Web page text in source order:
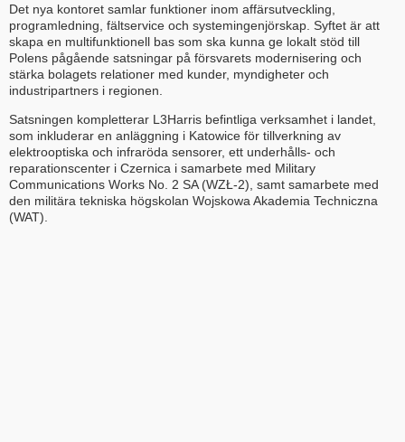
Det nya kontoret samlar funktioner inom affärsutveckling,
programledning, fältservice och systemingenjörskap. Syftet är att
skapa en multifunktionell bas som ska kunna ge lokalt stöd till
Polens pågående satsningar på försvarets modernisering och
stärka bolagets relationer med kunder, myndigheter och
industripartners i regionen.
Satsningen kompletterar L3Harris befintliga verksamhet i landet,
som inkluderar en anläggning i Katowice för tillverkning av
elektrooptiska och infraröda sensorer, ett underhålls- och
reparationscenter i Czernica i samarbete med Military
Communications Works No. 2 SA (WZŁ-2), samt samarbete med
den militära tekniska högskolan Wojskowa Akademia Techniczna
(WAT).